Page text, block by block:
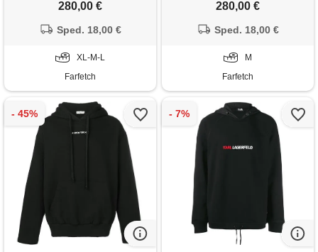
280,00 €
Sped. 18,00 €
XL-M-L
Farfetch
280,00 €
Sped. 18,00 €
M
Farfetch